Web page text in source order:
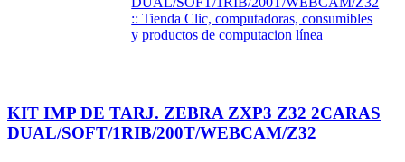
KIT IMP DE TARJ. ZEBRA ZXP3 Z32 2CARAS
DUAL/SOFT/1RIB/200T/WEBCAM/Z32